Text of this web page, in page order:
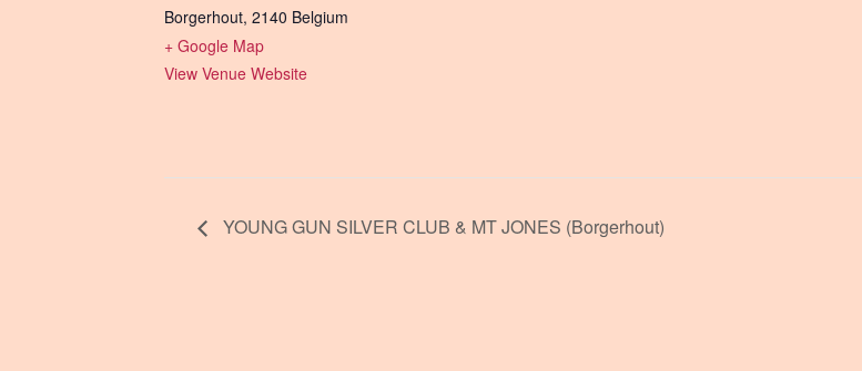
Borgerhout, 2140 Belgium
+ Google Map
View Venue Website
YOUNG GUN SILVER CLUB & MT JONES (Borgerhout)